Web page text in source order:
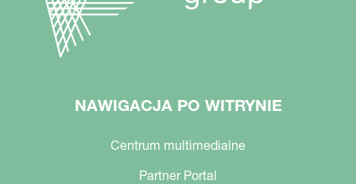
NAWIGACJA PO WITRYNIE
Centrum multimedialne
Partner Portal